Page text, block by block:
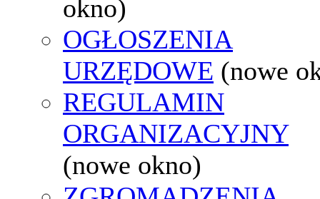
okno)
OGŁOSZENIA
URZĘDOWE (nowe
REGULAMIN
ORGANIZACYJNY
(nowe okno)